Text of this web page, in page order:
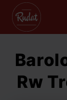
Rw